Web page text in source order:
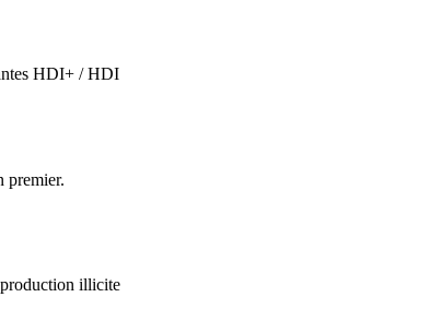
HDI+ / HDI
premier.
illicite